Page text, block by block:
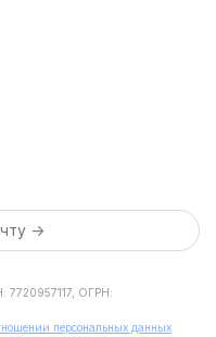
->
7720957117, ОГРН:
персональных данных